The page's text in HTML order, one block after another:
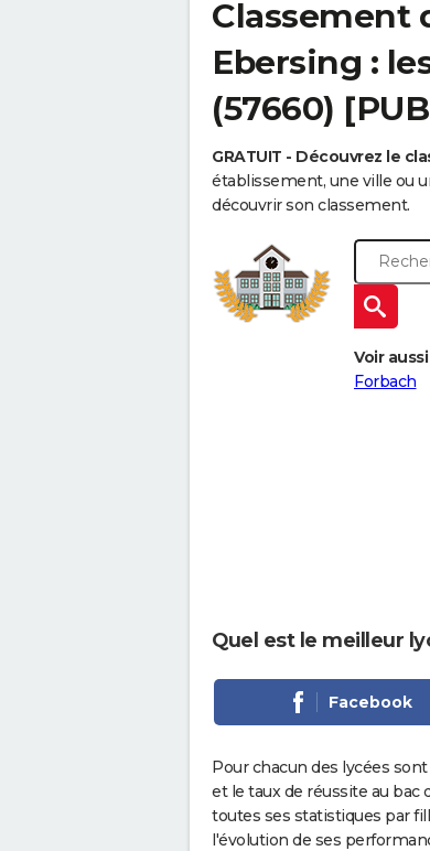
Classement
Ebersing :
(57660)
GRATUIT - Découvrez le
établissement, une ville ou
découvrir son classement.
Voir aussi
Forbach
Quel est le meilleur
Facebook
Pour chacun des lycées
et le taux de réussite au bac
toutes ses statistiques par
l'évolution de ses